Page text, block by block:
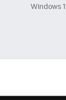
Windows